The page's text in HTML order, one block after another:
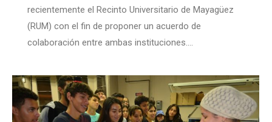
recientemente el Recinto Universitario de Mayagüez
(RUM) con el fin de proponer un acuerdo de
colaboración entre ambas instituciones.…